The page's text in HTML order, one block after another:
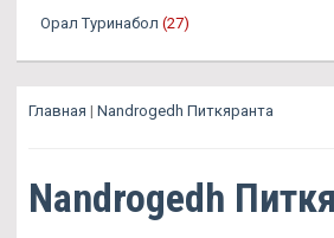
Орал Туринабол (27)
Главная | Nandrogedh Питкяранта
Nandrogedh